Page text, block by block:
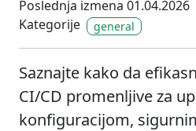
Poslednja izmena 01.04.2026
Kategorije
general
Saznajte kako da
CI/CD promenljive za
konfiguracijom,